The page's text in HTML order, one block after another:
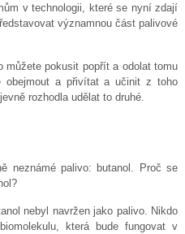
v technologii, které se nyní zdají
významnou část palivové
pokusit popřít a odolat tomu
a přivítat a učinit z toho
rozhodla udělat to druhé.
neznámé palivo: butanol. Proč se
nebyl navržen jako palivo. Nikdo
která bude fungovat v